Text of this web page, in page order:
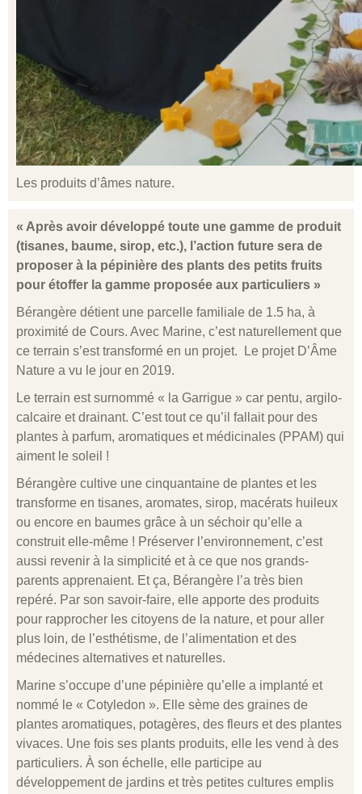
Les produits d’âmes nature.
« Après avoir développé toute une gamme de produit
(tisanes, baume, sirop, etc.), l’action future sera de
proposer à la pépinière des plants des petits fruits
pour étoffer la gamme proposée aux particuliers »
Bérangère détient une parcelle familiale de 1.5 ha, à
proximité de Cours. Avec Marine, c’est naturellement que
ce terrain s’est transformé en un projet. Le projet D’Âme
Nature a vu le jour en 2019.
Le terrain est surnommé « la Garrigue » car pentu, argilo-
calcaire et drainant. C’est tout ce qu’il fallait pour des
plantes à parfum, aromatiques et médicinales (PPAM) qui
aiment le soleil !
Bérangère cultive une cinquantaine de plantes et les
transforme en tisanes, aromates, sirop, macérats huileux
ou encore en baumes grâce à un séchoir qu’elle a
construit elle-même ! Préserver l’environnement, c’est
aussi revenir à la simplicité et à ce que nos grands-
parents apprenaient. Et ça, Bérangère l’a très bien
repéré. Par son savoir-faire, elle apporte des produits
pour rapprocher les citoyens de la nature, et pour aller
plus loin, de l’esthétisme, de l’alimentation et des
médecines alternatives et naturelles.
Marine s’occupe d’une pépinière qu’elle a implanté et
nommé le « Cotyledon ». Elle sème des graines de
plantes aromatiques, potagères, des fleurs et des plantes
vivaces. Une fois ses plants produits, elle les vend à des
particuliers. À son échelle, elle participe au
développement de jardins et très petites cultures emplis